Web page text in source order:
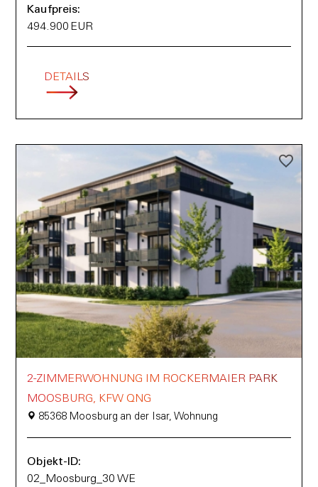
Kaufpreis:
494.900 EUR
DETAILS
2-ZIMMERWOHNUNG IM ROCKERMAIER PARK
MOOSBURG, KFW QNG
85368 Moosburg an der Isar, Wohnung
Objekt-ID:
02_Moosburg_30 WE